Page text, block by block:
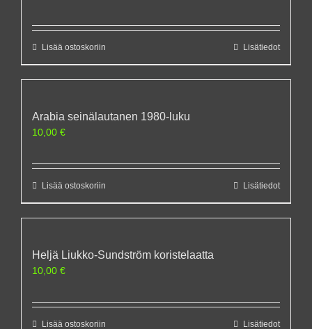
Lisää ostoskoriin Lisätiedot
Arabia seinälautanen 1980-luku
10,00 €
Lisää ostoskoriin Lisätiedot
Heljä Liukko-Sundström koristelaatta
10,00 €
Lisää ostoskoriin Lisätiedot